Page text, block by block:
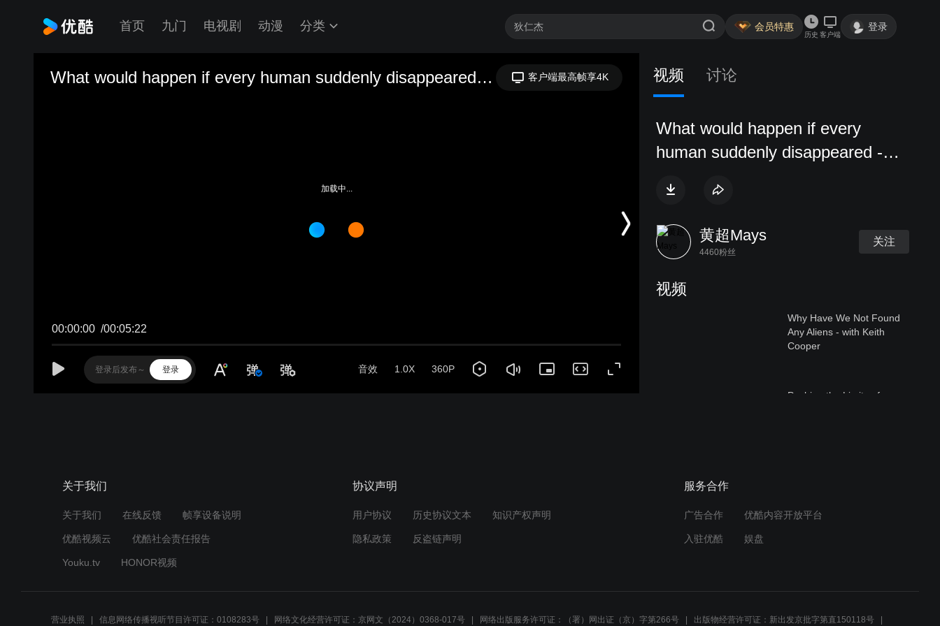
首页 九门 电视剧 动漫 分类 会员特惠
历史 客户端
登录
What would happen if every human suddenly disappeared - Dan Kwartler 客户端最高帧享4K
00:00:00 /00:05:22
登录 音效 1.0X 360P
加载中...
视频 讨论
What would happen if every
human suddenly disappeared -
黄超Mays
4460粉丝
关注
视频
Why Have We Not Found
Any Aliens - with Keith
Cooper
Pushing the Limits of
关于我们
关于我们 在线反馈 帧享设备说明
优酷视频云 优酷社会责任报告
Youku.tv HONOR视频
协议声明
用户协议 历史协议文本 知识产权声明
隐私政策 反盗链声明
服务合作
广告合作 优酷内容开放平台
入驻优酷 娱盘
营业执照 信息网络传播视听节目许可证：0108283号 网络文化经营许可证：京网文（2024）0368-017号 网络出版服务许可证：（署）网出证（京）字第266号 出版物经营许可证：新出发京批字第直150118号